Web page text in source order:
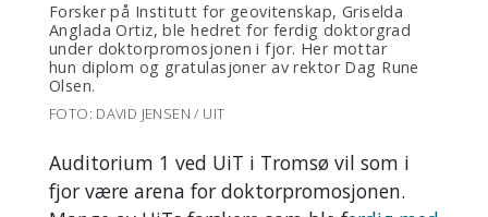
Forsker på Institutt for geovitenskap, Griselda
Anglada Ortiz, ble hedret for ferdig doktorgrad
under doktorpromosjonen i fjor. Her mottar
hun diplom og gratulasjoner av rektor Dag Rune
Olsen.
FOTO: DAVID JENSEN / UIT
Auditorium 1 ved UiT i Tromsø vil som i
fjor være arena for doktorpromosjonen.